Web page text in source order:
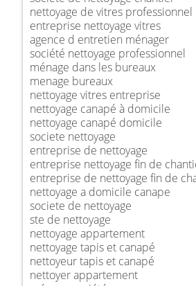
nettoyage de vitres professionnel
entreprise nettoyage vitres
agence d entretien ménager
société nettoyage professionnel
ménage dans les bureaux
menage bureaux
nettoyage vitres entreprise
nettoyage canapé à domicile
nettoyage canapé domicile
societe nettoyage
entreprise de nettoyage
entreprise nettoyage fin de
entreprise de nettoyage fin de
nettoyage a domicile canape
societe de nettoyage
ste de nettoyage
nettoyage appartement
nettoyage tapis et canapé
nettoyeur tapis et canapé
nettoyer appartement